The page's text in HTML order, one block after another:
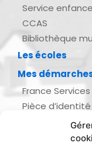
Service
CCAS
Bibliothèque
Les écoles
Mes
France Services
Pièce d’identité
Demande